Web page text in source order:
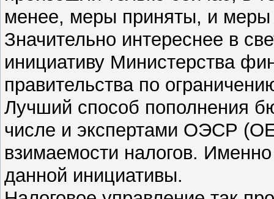
менее, меры приняты, и
Значительно интереснее в
инициативу Министерства
правительства по
Лучший способ пополнения
числе и экспертами ОЭСР
взимаемости налогов.
данной инициативы.